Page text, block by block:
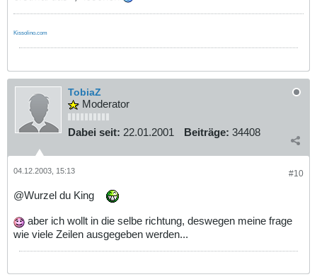
Kissolino.com
TobiaZ
Moderator
Dabei seit: 22.01.2001 Beiträge: 34408
#10
04.12.2003, 15:13
@Wurzel du King
aber ich wollt in die selbe richtung, deswegen meine frage
wie viele Zeilen ausgegeben werden...